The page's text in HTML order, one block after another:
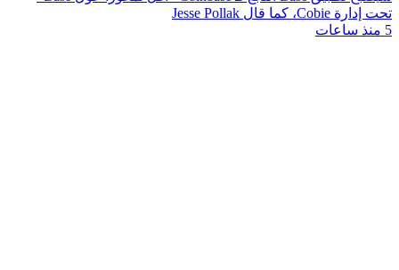
تحت إدارة Cobie، كما قال Jesse Pollak
5 منذ ساعات